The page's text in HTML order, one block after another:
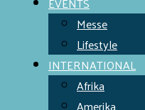
Messe
Lifestyle
INTERNATIONAL
Afrika